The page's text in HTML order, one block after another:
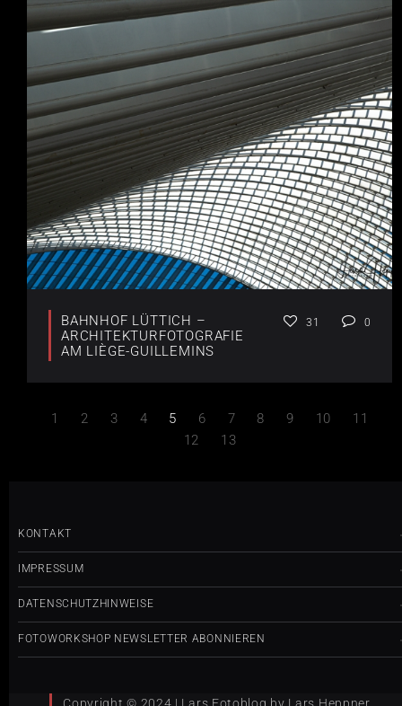
BAHNHOF LÜTTICH –
ARCHITEKTURFOTOGRAFIE
AM LIÈGE-GUILLEMINS
31 0
1 2 3 4 5 6 7 8 9 10
11
12
13
KONTAKT
IMPRESSUM
DATENSCHUTZHINWEISE
FOTOWORKSHOP NEWSLETTER ABONNIEREN